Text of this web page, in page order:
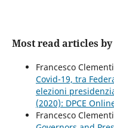
Most read articles
Francesco
Covid-19, tra
elezioni
(2020): DPCE
Francesco